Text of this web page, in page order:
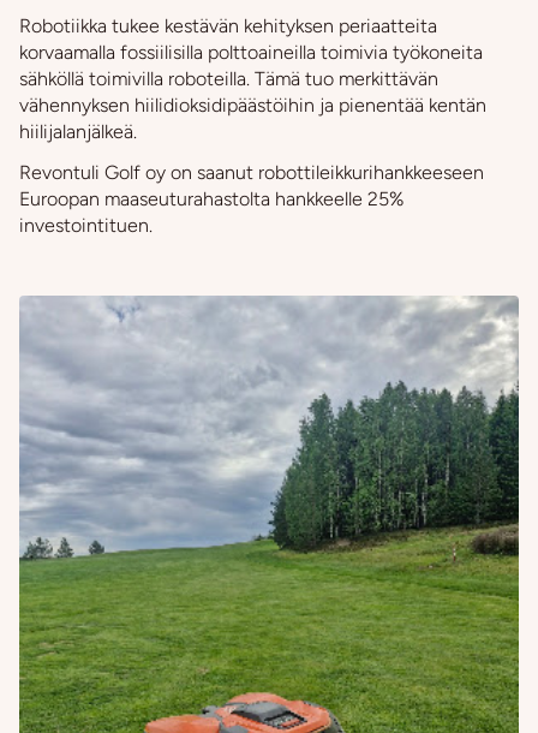
Robotiikka tukee kestävän kehityksen periaatteita
korvaamalla fossiilisilla polttoaineilla toimivia työkoneita
sähköllä toimivilla roboteilla. Tämä tuo merkittävän
vähennyksen hiilidioksidipäästöihin ja pienentää kentän
hiilijalanjälkeä.
Revontuli Golf oy on saanut robottileikkurihankkeeseen
Euroopan maaseuturahastolta hankkeelle 25%
investointituen.